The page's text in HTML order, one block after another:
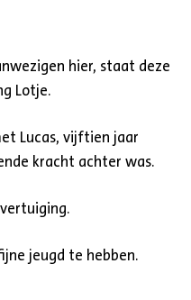
hier, staat deze
Lotje.
Lucas, vijftien jaar
kracht achter was.
jeugd te hebben.